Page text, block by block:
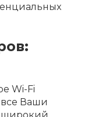
Wi-Fi
Ваши
широкий